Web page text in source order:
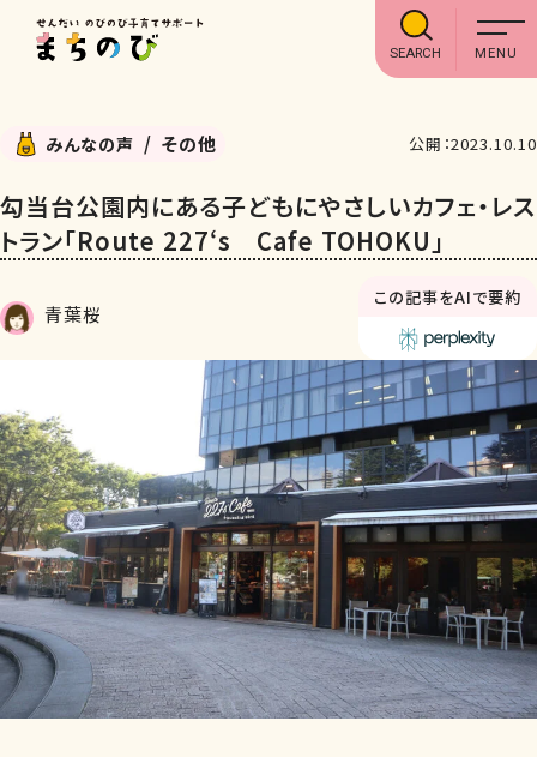
SEARCH
みんなの声 その他 公開：2023.10.10
勾当台公園内にある子どもにやさしいカフェ・レス
トラン「Route 227‘s Cafe TOHOKU」
青葉桜
この記事をAIで要約